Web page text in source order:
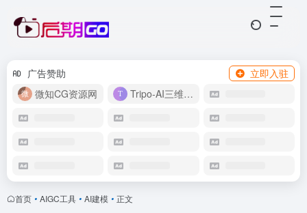
广告赞助
立即入驻
微知CG资源网
Tripo-AI三维模型
首页 • AIGC工具 • AI建模 • 正文